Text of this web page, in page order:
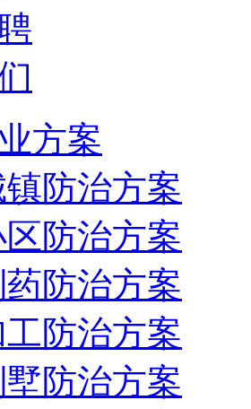
方案
防治方案
防治方案
防治方案
防治方案
防治方案